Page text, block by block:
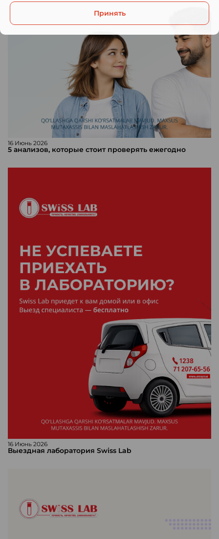
16 Июнь 2026
5 анализов, которые стоит проверять ежегодно
16 Июнь 2026
Выездная лаборатория Swiss Lab
Принять